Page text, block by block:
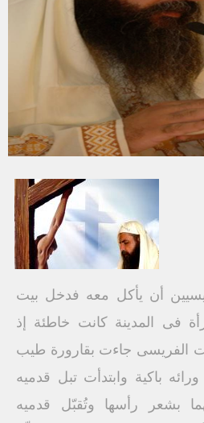
أن يأكل معه فدخل بيت
فى المدينة كانت خاطئة إذ
الفريسى جاءت بقارورة طيب
باكية وابتدأت تبل قدميه
بشعر رأسها وتُقبّل قدميه